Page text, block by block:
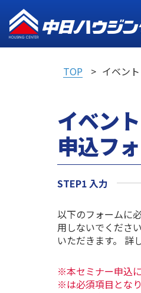
TOP イベン
イベン
申込フ
STEP1 入力
以下のフォームに
用しないでくださ
いただきます。 詳
※本セミナー申込
※は必須項目とな